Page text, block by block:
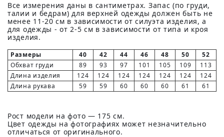
Все измерения даны в сантиметрах. Запас (по груди,
талии и бедрам) для верхней одежды должен быть не
менее 11-20 см в зависимости от силуэта изделия, а
для одежды - от 2-5 см в зависимости от типа и кроя
изделия.
Размеры 40 42 44 46 48 50
52
Обхват груди
89 93 97 101 105 109
113
Длина изделия
124 124 124 124 124 124
124
Длина рукава
59 59 60 60 60 61 61
Рост модели на фото — 175 см.
Цвет одежды на фотографиях может незначительно
отличаться от оригинального.